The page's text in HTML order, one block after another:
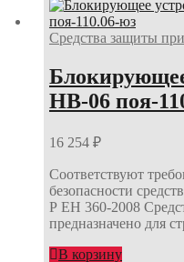
Средства защиты
НВ-06 поя-
16 254 ₽
Соответствуют
безопасности
Р ЕН 360-2008
предназначено для
В корзину